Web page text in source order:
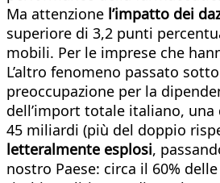
Ma attenzione l’impatto dei
superiore di 3,2 punti
mobili. Per le imprese che
L’altro fenomeno passato
preoccupazione per la
dell’import totale italiano,
45 miliardi (più del doppio
letteralmente esplosi,
nostro Paese: circa il 60%